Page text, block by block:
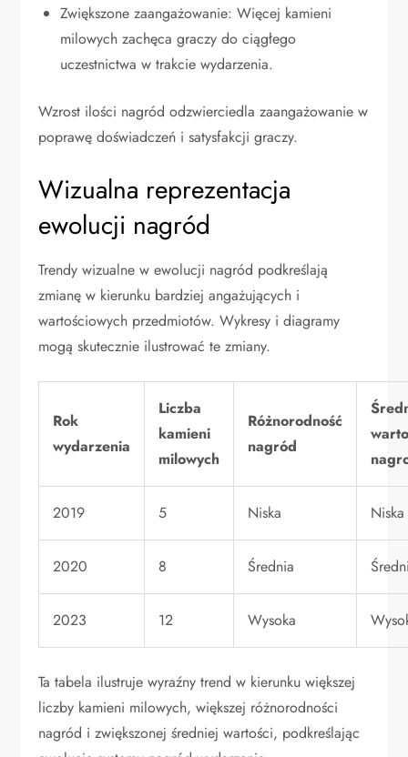
Zwiększone zaangażowanie: Więcej kamieni
milowych zachęca graczy do ciągłego
uczestnictwa w trakcie wydarzenia.
Wzrost ilości nagród odzwierciedla zaangażowanie w
poprawę doświadczeń i satysfakcji graczy.
Wizualna reprezentacja
ewolucji nagród
Trendy wizualne w ewolucji nagród podkreślają
zmianę w kierunku bardziej angażujących i
wartościowych przedmiotów. Wykresy i diagramy
mogą skutecznie ilustrować te zmiany.
Rok
wydarzenia
Liczba
kamieni
milowych
Różnorodność
nagród
2019 5 Niska Niska
2020 8 Średnia
2023 12 Wysoka
Ta tabela ilustruje wyraźny trend w kierunku większej
liczby kamieni milowych, większej różnorodności
nagród i zwiększonej średniej wartości, podkreślając